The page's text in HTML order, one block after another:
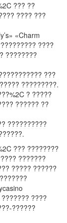
??? ??
???? ???
«Charm
????
????????
???
?????????.
? ?????
?????? ??
??????????
??? ????????
???????
????? ??????
????
??????